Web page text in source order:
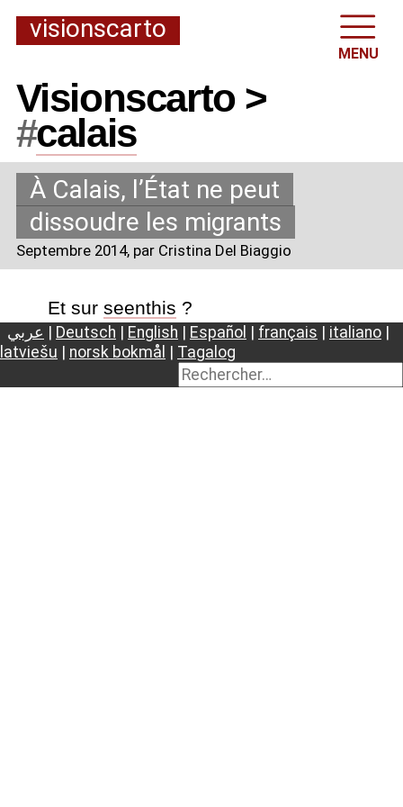
visionscarto
MENU
Visionscarto >
#calais
À Calais, l’État ne peut
dissoudre les migrants
Septembre 2014, par Cristina Del Biaggio
Et sur seenthis ?
عربي Deutsch English Español français italiano
latviešu
norsk bokmål Tagalog